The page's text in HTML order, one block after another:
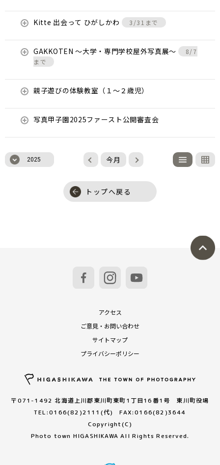
Kitte 出会って ひがしかわ 3/31まで
GAKKOTEN ～大学・専門学校屋外写真展～
8/7
まで
親子遊びの体験教室（１～２歳児）
写真甲子園2025ファースト公開審査会
2025 今月
トップへ戻る
アクセス
ご意見・お問い合わせ
サイトマップ
プライバシーポリシー
〒071-1492 北海道上川郡東川町東町1丁目16番1号 東川町役場
TEL:0166(82)2111(代) FAX:0166(82)3644
Copyright(C)
Photo town HIGASHIKAWA All Rights Reserved.